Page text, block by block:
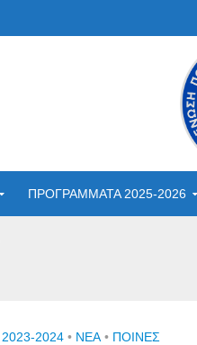
ΠΡΟΓΡΑΜΜΑΤΑ 2025-2026
2023-2024 • NEA • ΠΟΙΝΕΣ